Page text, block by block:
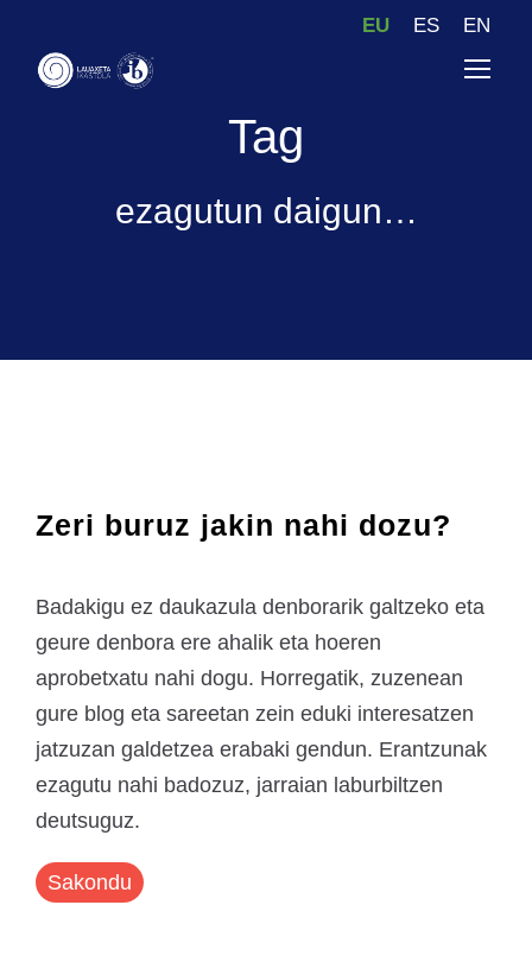
EU ES EN
Tag
ezagutun daigun…
Zeri buruz jakin nahi dozu?
Badakigu ez daukazula denborarik galtzeko eta
geure denbora ere ahalik eta hoeren
aprobetxatu nahi dogu. Horregatik, zuzenean
gure blog eta sareetan zein eduki interesatzen
jatzuzan galdetzea erabaki gendun. Erantzunak
ezagutu nahi badozuz, jarraian laburbiltzen
deutsuguz.
Sakondu